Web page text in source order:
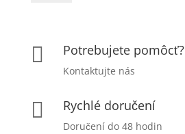
množství
 Potrebujete pomôcť?
Kontaktujte nás
 Rychlé doručení
Doručení do 48 hodin